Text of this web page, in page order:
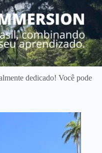
dedicado! Você pode